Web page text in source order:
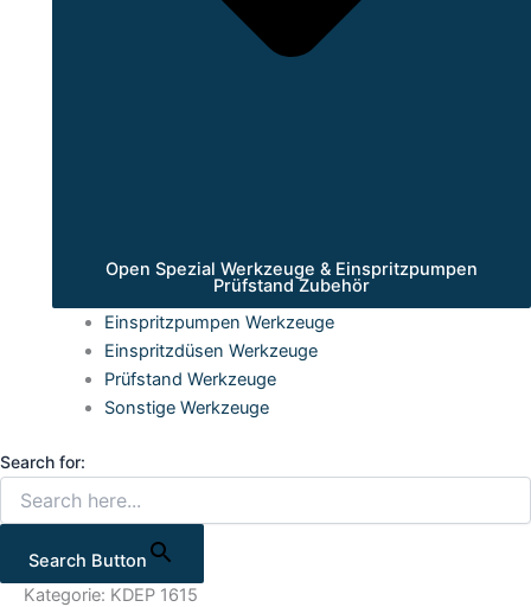
Open Spezial Werkzeuge & Einspritzpumpen
Prüfstand Zubehör
Einspritzpumpen Werkzeuge
Einspritzdüsen Werkzeuge
Prüfstand Werkzeuge
Sonstige Werkzeuge
Search for:
Search Button
Kategorie: KDEP 1615